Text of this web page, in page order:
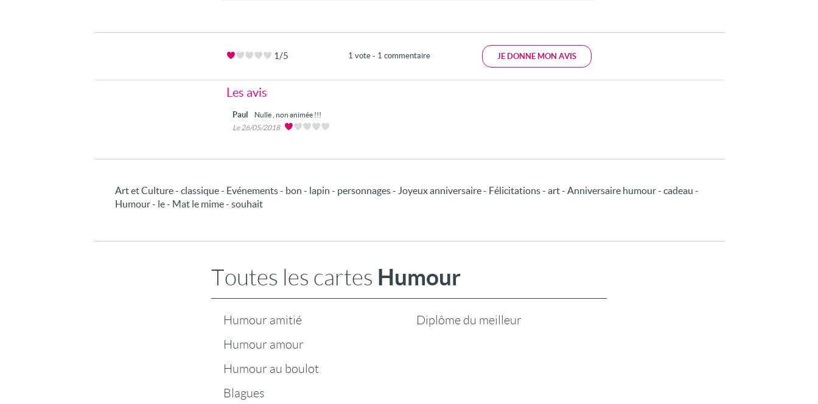
1/5 1 vote - 1 commentaire JE DONNE MON AVIS
Les avis
Paul
Nulle , non animée !!!
Le 26/05/2018
Art et Culture - classique - Evénements - bon - lapin - personnages - Joyeux anniversaire - Félicitations - art - Anniversaire humour - cadeau -
Humour - le - Mat le mime - souhait
Toutes les cartes Humour
Humour amitié
Humour amour
Humour au boulot
Blagues
Diplôme du meilleur